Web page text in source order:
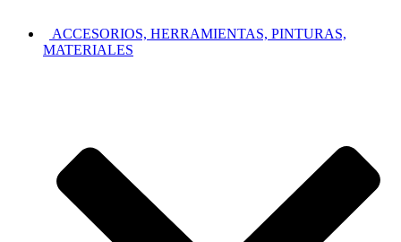
ACCESORIOS, HERRAMIENTAS, PINTURAS,
MATERIALES